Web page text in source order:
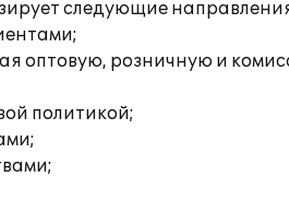
следующие
оптовую, розничную и
политикой;